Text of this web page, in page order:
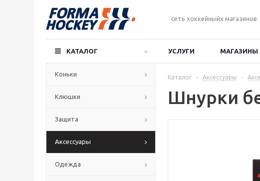
сеть хоккейныйх магазинов
КАТАЛОГ УСЛУГИ МАГАЗИНЫ
Коньки
Клюшки
Защита
Аксессуары
Одежда
Каталог - Аксессуары -
Шнурки